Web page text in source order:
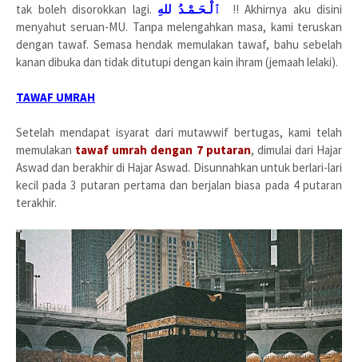
tak boleh disorokkan lagi.
!! Akhirnya aku disini
menyahut seruan-MU. Tanpa melengahkan masa, kami teruskan
dengan tawaf. Semasa hendak memulakan tawaf, bahu sebelah
kanan dibuka dan tidak ditutupi dengan kain ihram (jemaah lelaki).
TAWAF UMRAH
Setelah mendapat isyarat dari mutawwif bertugas, kami telah
memulakan tawaf umrah dengan 7 putaran, dimulai dari Hajar
Aswad dan berakhir di Hajar Aswad. Disunnahkan untuk berlari-lari
kecil pada 3 putaran pertama dan berjalan biasa pada 4 putaran
terakhir.